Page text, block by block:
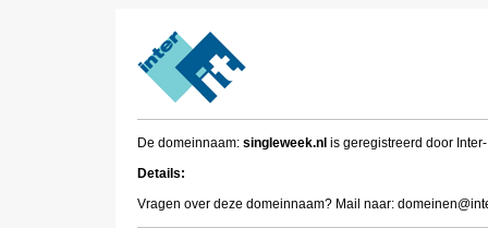
De domeinnaam: singleweek.nl is geregistreerd door Inter-
Details:
Vragen over deze domeinnaam? Mail naar: